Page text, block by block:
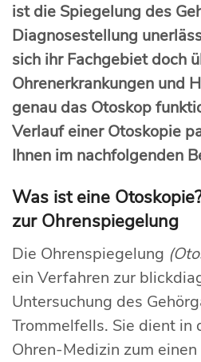
ist die Spiegelung des
Diagnosestellung
sich ihr Fachgebiet doch
Ohrenerkrankungen und
genau das Otoskop
Verlauf einer Otoskopie
Ihnen im nachfolgenden
Was ist eine
zur Ohrenspiegelung
Die Ohrenspiegelung
ein Verfahren zur
Untersuchung des
Trommelfells. Sie dient in
Ohren-Medizin zum